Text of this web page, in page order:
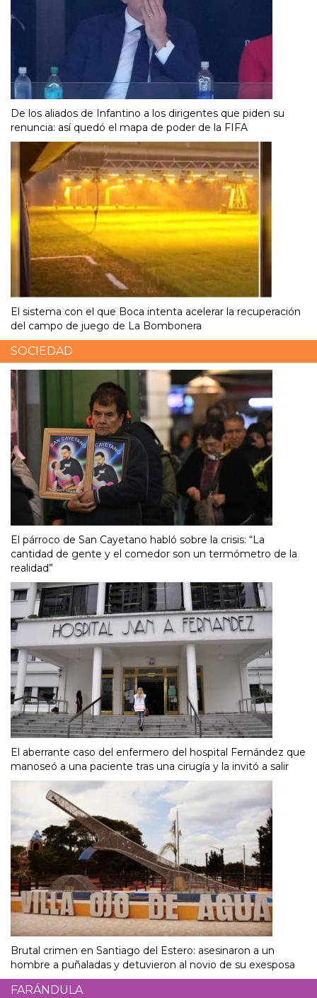
De los aliados de Infantino a los dirigentes que piden su
renuncia: así quedó el mapa de poder de la FIFA
El sistema con el que Boca intenta acelerar la recuperación
del campo de juego de La Bombonera
SOCIEDAD
El párroco de San Cayetano habló sobre la crisis: “La
cantidad de gente y el comedor son un termómetro de la
realidad”
El aberrante caso del enfermero del hospital Fernández que
manoseó a una paciente tras una cirugía y la invitó a salir
Brutal crimen en Santiago del Estero: asesinaron a un
hombre a puñaladas y detuvieron al novio de su exesposa
FARÁNDULA